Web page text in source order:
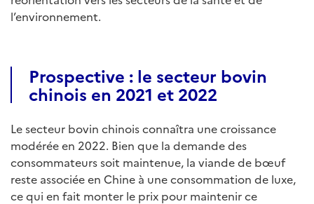
l’environnement.
Prospective : le secteur bovin
chinois en 2021 et 2022
Le secteur bovin chinois connaîtra une croissance
modérée en 2022. Bien que la demande des
consommateurs soit maintenue, la viande de bœuf
reste associée en Chine à une consommation de luxe,
ce qui en fait monter le prix pour maintenir ce